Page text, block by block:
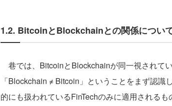
1.2. BitcoinとBlockchainとの関係につい
巷では、BitcoinとBlockchainが同一視されて
「Blockchain ≠ Bitcoin」ということをまず認
的にも扱われているFinTechのみに適用される